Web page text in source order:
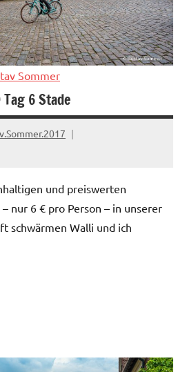
Sommer
6 Stade
und preiswerten
nur 6 € pro Person – in unserer
schwärmen Walli und ich